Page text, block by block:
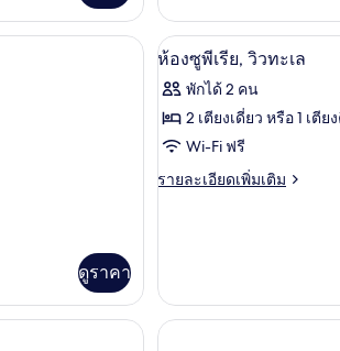
สวน
เกี่ยว
กับ
ห้อง
สแตนดาร์ด,
วิว
สวน
, วิวทะเล | โต๊ะทำงาน, ผ้าม่านกันแสง, ห้องเก็บเสียง, เ
ดูราคา
เปิด
ภาพถ่าย
ทั้งหมด
ของ
ห้อง
วิว
ทะเล
8
ห้องซูพีเรีย, วิวทะเล
พักได้ 2 คน
2 เตียงเดี่ยว หรือ 1 เตีย
Wi-Fi ฟรี
รายละเอียดเพิ่มเติม
ราย
ห้อง
ซู
พี